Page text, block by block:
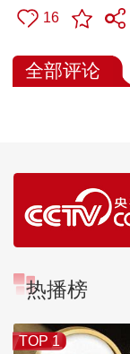
16
全部评论
热播榜
TOP 1